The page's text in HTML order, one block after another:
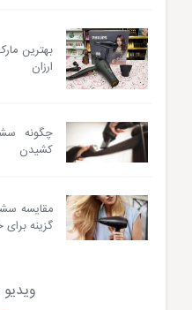
بهترین
ارزان
چگونه
کشیدن
مقایسه
گزینه